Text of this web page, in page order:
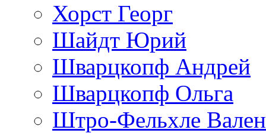
Хорст Георг
Шайдт Юрий
Шварцкопф Андрей
Шварцкопф Ольга
Штро-Фельхле